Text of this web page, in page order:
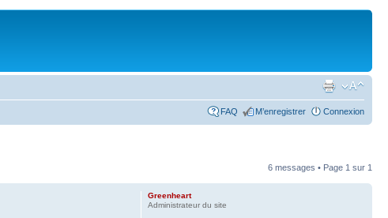
FAQ M’enregistrer Connexion
6 messages • Page 1 sur 1
Greenheart
Administrateur du site